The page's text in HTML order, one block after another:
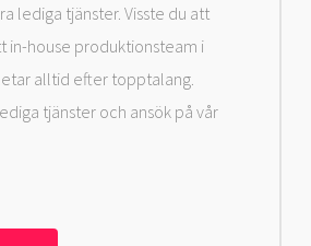
lediga tjänster. Visste du att
in-house produktionsteam i
alltid efter topptalang.
tjänster och ansök på vår